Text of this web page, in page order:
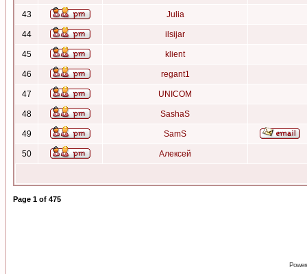
43 Julia
44 ilsijar
45 klient
46 regant1
47 UNICOM
48 SashaS
49 SamS
50 Алексей
Page 1 of 475